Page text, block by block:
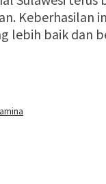
Keberhasilan
lebih baik dan